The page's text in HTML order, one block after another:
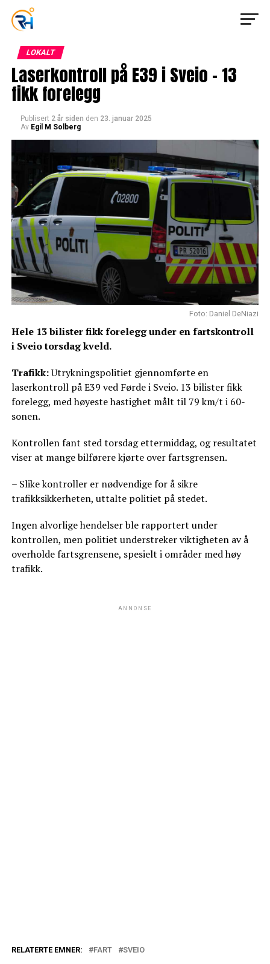
LOKALT
Laserkontroll på E39 i Sveio – 13
fikk forelegg
Publisert 2 år siden den 23. januar 2025
Av Egil M Solberg
Foto: Daniel DeNiazi
Hele 13 bilister fikk forelegg under en fartskontroll
i Sveio torsdag kveld.
Trafikk:Utrykningspolitiet gjennomførte en
laserkontroll på E39 ved Førde i Sveio. 13 bilister fikk
forelegg, med høyeste hastighet målt til 79 km/t i 60-
sonen.
Kontrollen fant sted torsdag ettermiddag, og resultatet
viser at mange bilførere kjørte over fartsgrensen.
– Slike kontroller er nødvendige for å sikre
trafikksikkerheten, uttalte politiet på stedet.
Ingen alvorlige hendelser ble rapportert under
kontrollen, men politiet understreker viktigheten av å
overholde fartsgrensene, spesielt i områder med høy
trafikk.
ANNONSE
RELATERTE EMNER: FART SVEIO